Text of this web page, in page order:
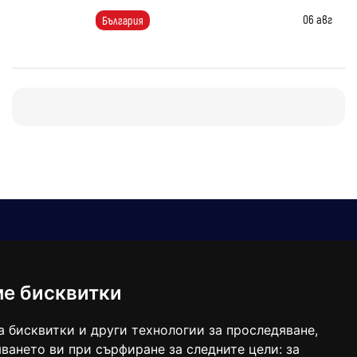
бисквитки
бисквитки и други технологии за проследяване,
ви при сърфиране за следните цели: за
България 06 авг
balgarkanews@gmail.com